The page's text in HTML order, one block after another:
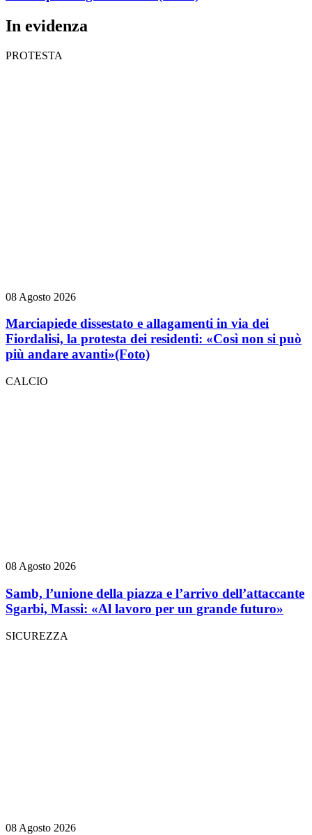
In evidenza
PROTESTA
08 Agosto 2026
Marciapiede dissestato e allagamenti in via dei
Fiordalisi, la protesta dei residenti: «Così non si può
più andare avanti»(Foto)
CALCIO
08 Agosto 2026
Samb, l’unione della piazza e l’arrivo dell’attaccante
Sgarbi, Massi: «Al lavoro per un grande futuro»
SICUREZZA
08 Agosto 2026